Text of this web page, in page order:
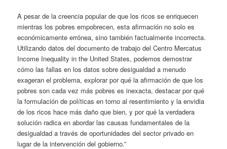
A pesar de la creencia popular de que los ricos se enriquecen
mientras los pobres empobrecen, esta afirmación no solo es
económicamente errónea, sino también factualmente incorrecta.
Utilizando datos del documento de trabajo del Centro Mercatus
Income Inequality in the United States, podemos demostrar
cómo las fallas en los datos sobre desigualdad a menudo
exageran el problema, explorar por qué la afirmación de que los
pobres son cada vez más pobres es inexacta, destacar por qué
la formulación de políticas en torno al resentimiento y la envidia
de los ricos hace más daño que bien, y por qué la verdadera
solución radica en abordar las causas fundamentales de la
desigualdad a través de oportunidades del sector privado en
lugar de la intervención del gobierno.”